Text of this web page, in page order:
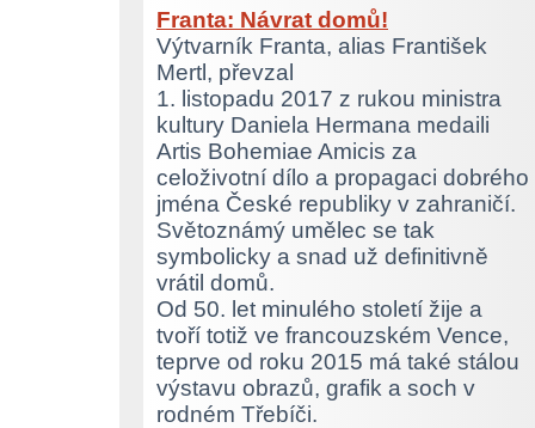
Franta: Návrat domů!
Výtvarník Franta, alias František
Mertl, převzal
1. listopadu 2017 z rukou ministra
kultury Daniela Hermana medaili
Artis Bohemiae Amicis za
celoživotní dílo a propagaci dobrého
jména České republiky v zahraničí.
Světoznámý umělec se tak
symbolicky a snad už definitivně
vrátil domů.
Od 50. let minulého století žije a
tvoří totiž ve francouzském Vence,
teprve od roku 2015 má také stálou
výstavu obrazů, grafik a soch v
rodném Třebíči.